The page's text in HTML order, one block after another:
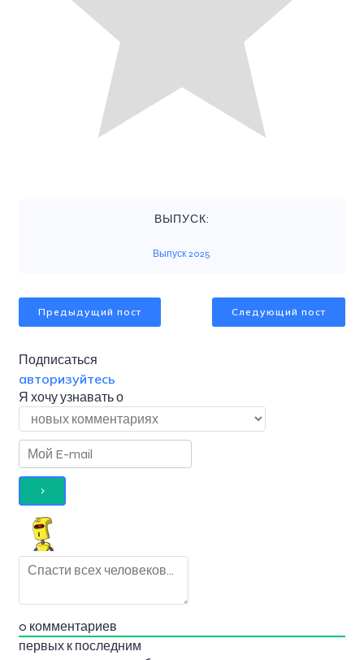
ВЫПУСК:
Выпуск 2025
Предыдущий пост Следующий пост
Подписаться
авторизуйтесь
Я хочу узнавать о
0 комментариев
первых к последним